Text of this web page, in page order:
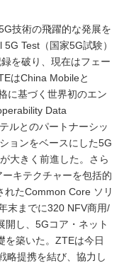
技術の飛躍的な発展を
Test（国家5G試験）
を破り、現在はフェー
はChina Mobileと
に基づく世界初のエン
Data
ルとのパートナーシッ
ョンをベースにした5G
大きく前進した。さら
キテクチャーを包括的
れたCommon Core ソリ
末までに320 NFV商用/
開し、5Gコア・ネット
を築いた。ZTEは今日
略提携を結び、協力し